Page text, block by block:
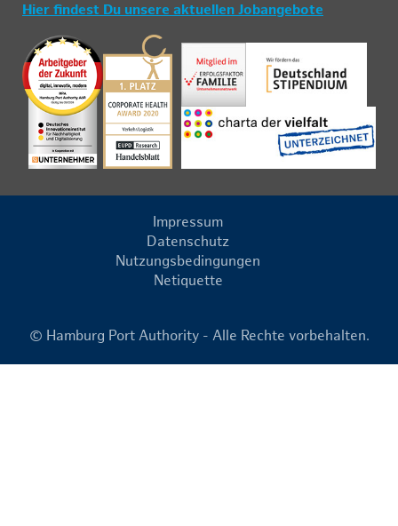
Hier findest Du unsere aktuellen Jobangebote
Impressum
Datenschutz
Nutzungsbedingungen
Netiquette
© Hamburg Port Authority - Alle Rechte vorbehalten.